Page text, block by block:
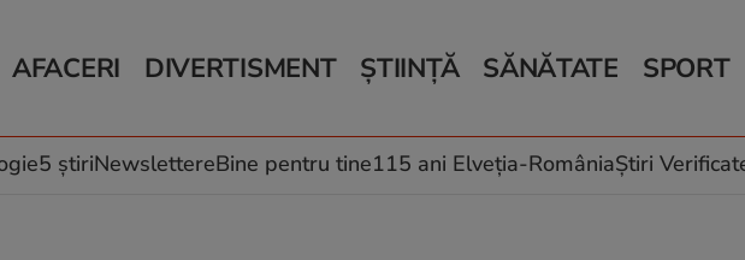
AFACERI
Auto
Locuri de muncă
DIVERTISMENT
Horoscop
Muzică și Filme
ȘTIINȚĂ
Schimbări climatice
SĂNĂTATE
Relații
Rețete culinare
SPORT
5 știriNewslettereBine pentru tine115 ani Elveția-RomâniaȘtiri